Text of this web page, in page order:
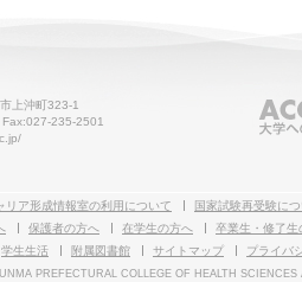
上沖町323-1
235-2501
リア形成情報室の利用について 国家試験再受験に
保護者の方へ 在学生の方へ 卒業生・修了生
学生生活 附属図書館 サイトマップ プライバ
PREFECTURAL COLLEGE OF HEALTH